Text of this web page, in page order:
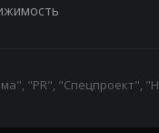
"PR", "Спецпроект",